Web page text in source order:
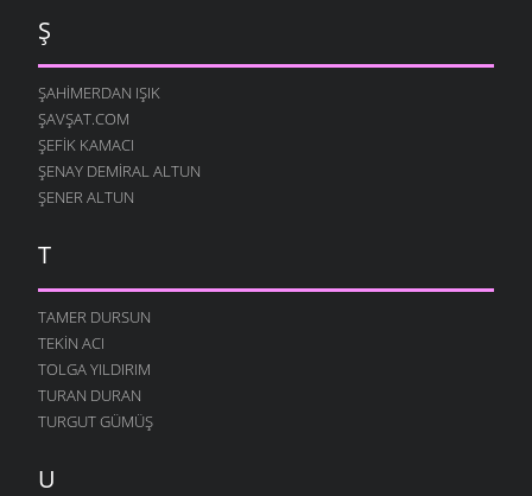
Ş
ŞAHIMERDAN IŞIK
ŞAVŞAT.COM
ŞEFIK KAMACI
ŞENAY DEMIRAL ALTUN
ŞENER ALTUN
T
TAMER DURSUN
TEKIN ACI
TOLGA YILDIRIM
TURAN DURAN
TURGUT GÜMÜŞ
U